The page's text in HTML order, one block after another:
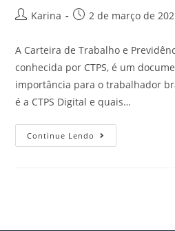
Karina 2 de março de
A Carteira de Trabalho e
conhecida por CTPS, é um
importância para o trabalhador
é a CTPS Digital e quais…
Continue Lendo